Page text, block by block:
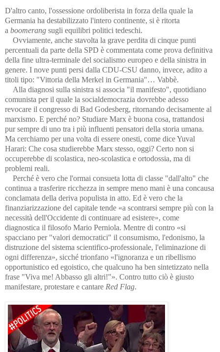
D'altro canto, l'ossessione ordoliberista in forza della quale la
Germania ha destabilizzato l'intero continente, si è ritorta
a boomerang sugli equilibri politici tedeschi.
Ovviamente, anche stavolta la grave perdita di cinque punti
percentuali da parte della SPD è commentata come prova definitiva
della fine ultra-terminale del socialismo europeo e della sinistra in
genere. I nove punti persi dalla CDU-CSU danno, invece, adito a
titoli tipo: "Vittoria della Merkel in Germania"… Vabbè.
Alla diagnosi sulla sinistra si associa "il manifesto", quotidiano
comunista per il quale la socialdemocrazia dovrebbe adesso
revocare il congresso di Bad Godesberg, ritornando decisamente al
marxismo. E perché no? Studiare Marx è buona cosa, trattandosi
pur sempre di uno tra i più influenti pensatori della storia umana.
Ma cerchiamo per una volta di essere onesti, come dice Yuval
Harari: Che cosa studierebbe Marx stesso, oggi? Certo non si
occuperebbe di scolastica, neo-scolastica e ortodossia, ma di
problemi reali.
Perché è vero che l'ormai consueta lotta di classe "dall'alto" che
continua a trasferire ricchezza in sempre meno mani è una concausa
conclamata della deriva populista in atto. Ed è vero che la
finanziarizzazione del capitale tende «a scontrarsi sempre più con la
necessità dell'Occidente di continuare ad esistere», come
diagnostica il filosofo Mario Perniola. Mentre di contro «si
spacciano per "valori democratici" il consumismo, l'edonismo, la
distruzione del sistema scientifico-professionale, l'eliminazione di
ogni differenza», sicché trionfano «l'ignoranza e un ribellismo
opportunistico ed egoistico, che qualcuno ha ben sintetizzato nella
frase "Viva me! Abbasso gli altri!"». Contro tutto ciò è giusto
manifestare, protestare e cantare Red Flag.